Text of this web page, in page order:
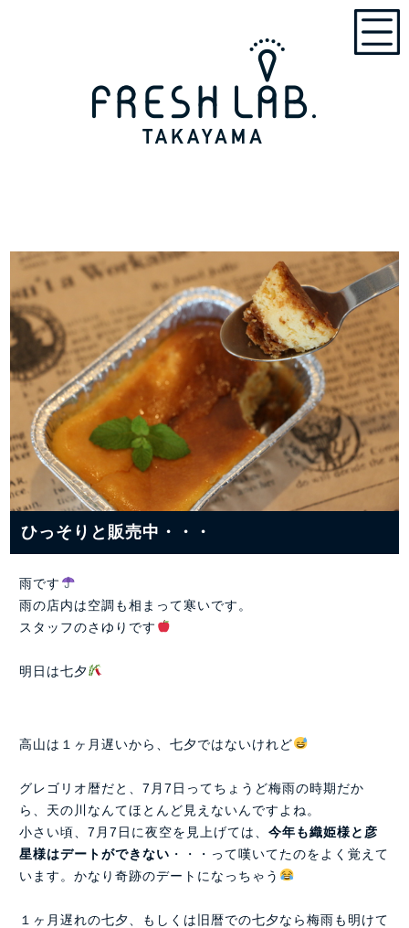
ひっそりと販売中・・・
雨です
雨の店内は空調も相まって寒いです。
スタッフのさゆりです
明日は七夕
高山は１ヶ月遅いから、七夕ではないけれど
グレゴリオ暦だと、7月7日ってちょうど梅雨の時期だか
ら、天の川なんてほとんど見えないんですよね。
小さい頃、7月7日に夜空を見上げては、今年も織姫様と彦
星様はデートができない ・・・って嘆いてたのをよく覚えて
います。かなり奇跡のデートになっちゃう
１ヶ月遅れの七夕、もしくは旧暦での七夕なら梅雨も明けて